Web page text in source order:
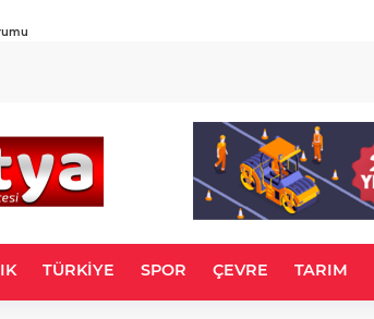
TÜRKİYE SPOR ÇEVRE TARIM